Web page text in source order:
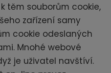
těm souborům cookie,
zařízení samy
cookie odeslaných
Mnohé webové
je uživatel navštíví.